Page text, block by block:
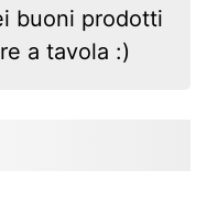
buoni prodotti
a tavola :)